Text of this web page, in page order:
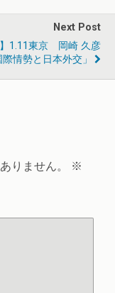
Next Post
】1.11東京 岡崎 久彦
際情勢と日本外交」
りません。
※